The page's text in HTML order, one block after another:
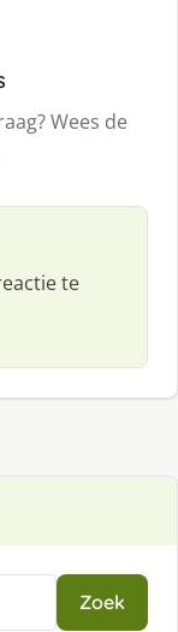
Wees de
te
Zoek